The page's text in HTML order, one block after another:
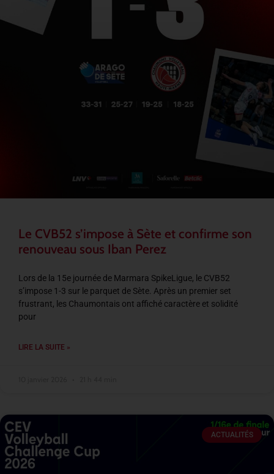
Le CVB52 s’impose à Sète et confirme son
renouveau sous Iban Perez
Lors de la 15e journée de Marmara SpikeLigue, le CVB52
s’impose 1-3 sur le parquet de Sète. Après un premier set
frustrant, les Chaumontais ont affiché caractère et solidité
pour
LIRE LA SUITE »
ACTUALITÉS